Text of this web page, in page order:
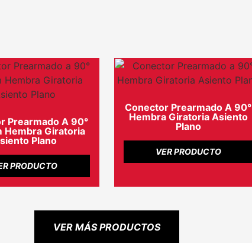
Prearmado A 90°
Hembra Giratoria
Plano
PRODUCTO
Conector Prearmado A 90°
Hembra Giratoria Asiento
Plano
VER PRODUCTO
VER MÁS PRODUCTOS